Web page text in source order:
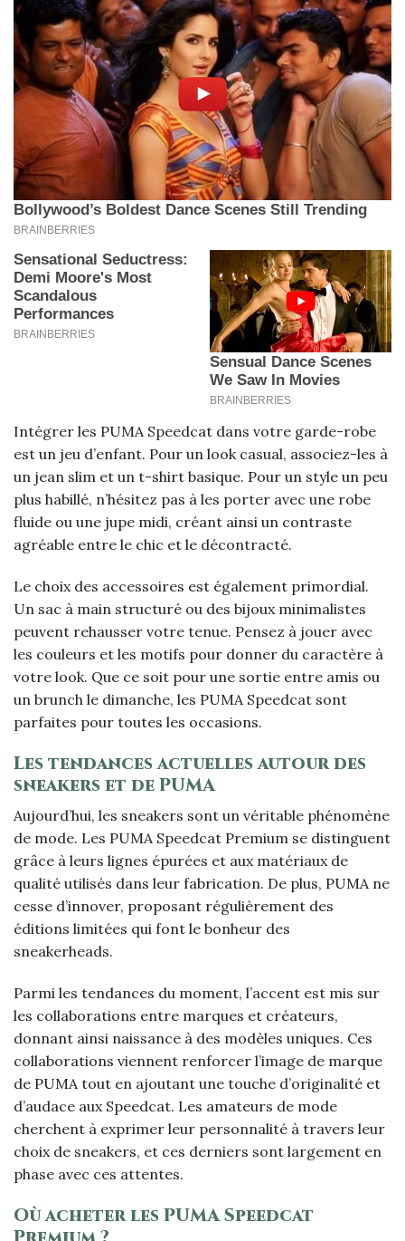
Intégrer les PUMA Speedcat dans votre garde-robe
est un jeu d’enfant. Pour un look casual, associez-les à
un jean slim et un t-shirt basique. Pour un style un peu
plus habillé, n’hésitez pas à les porter avec une robe
fluide ou une jupe midi, créant ainsi un contraste
agréable entre le chic et le décontracté.
Le choix des accessoires est également primordial.
Un sac à main structuré ou des bijoux minimalistes
peuvent rehausser votre tenue. Pensez à jouer avec
les couleurs et les motifs pour donner du caractère à
votre look. Que ce soit pour une sortie entre amis ou
un brunch le dimanche, les PUMA Speedcat sont
parfaites pour toutes les occasions.
Les tendances actuelles autour des
sneakers et de PUMA
Aujourd’hui, les sneakers sont un véritable phénomène
de mode. Les PUMA Speedcat Premium se distinguent
grâce à leurs lignes épurées et aux matériaux de
qualité utilisés dans leur fabrication. De plus, PUMA ne
cesse d’innover, proposant régulièrement des
éditions limitées qui font le bonheur des
sneakerheads.
Parmi les tendances du moment, l’accent est mis sur
les collaborations entre marques et créateurs,
donnant ainsi naissance à des modèles uniques. Ces
collaborations viennent renforcer l’image de marque
de PUMA tout en ajoutant une touche d’originalité et
d’audace aux Speedcat. Les amateurs de mode
cherchent à exprimer leur personnalité à travers leur
choix de sneakers, et ces derniers sont largement en
phase avec ces attentes.
Où acheter les PUMA Speedcat